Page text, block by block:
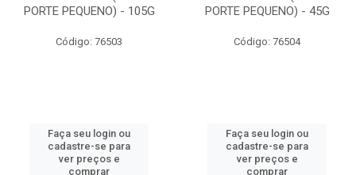
PORTE PEQUENO) - 105G
Código: 76503
Faça seu login ou
cadastre-se para
ver preços e
comprar
PORTE PEQUENO) - 45G
Código: 76504
Faça seu login ou
cadastre-se para
ver preços e
comprar